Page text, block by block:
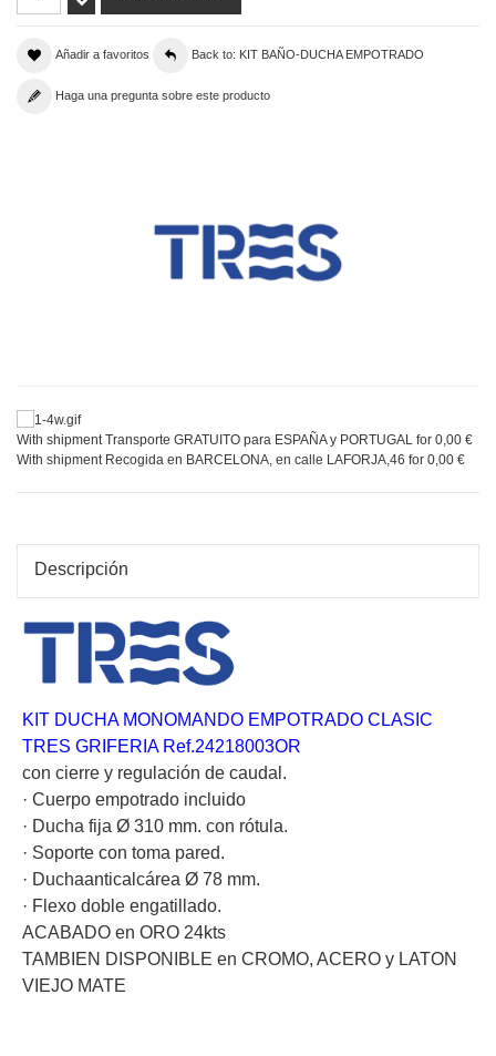
Añadir a favoritos Back to: KIT BAÑO-DUCHA EMPOTRADO
Haga una pregunta sobre este producto
With shipment Transporte GRATUITO para ESPAÑA y PORTUGAL for 0,00 €
With shipment Recogida en BARCELONA, en calle LAFORJA,46 for 0,00 €
Descripción
KIT DUCHA MONOMANDO EMPOTRADO CLASIC
TRES GRIFERIA Ref.24218003OR
con cierre y regulación de caudal.
· Cuerpo empotrado incluido
· Ducha fija Ø 310 mm. con rótula.
· Soporte con toma pared.
· Duchaanticalcárea Ø 78 mm.
· Flexo doble engatillado.
ACABADO en ORO 24kts
TAMBIEN DISPONIBLE en CROMO, ACERO y LATON
VIEJO MATE